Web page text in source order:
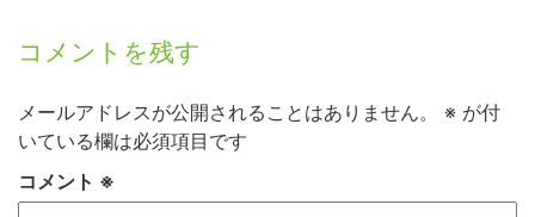
コメントを残す
メールアドレスが公開されることはありません。 ※ が付
いている欄は必須項目です
コメント ※